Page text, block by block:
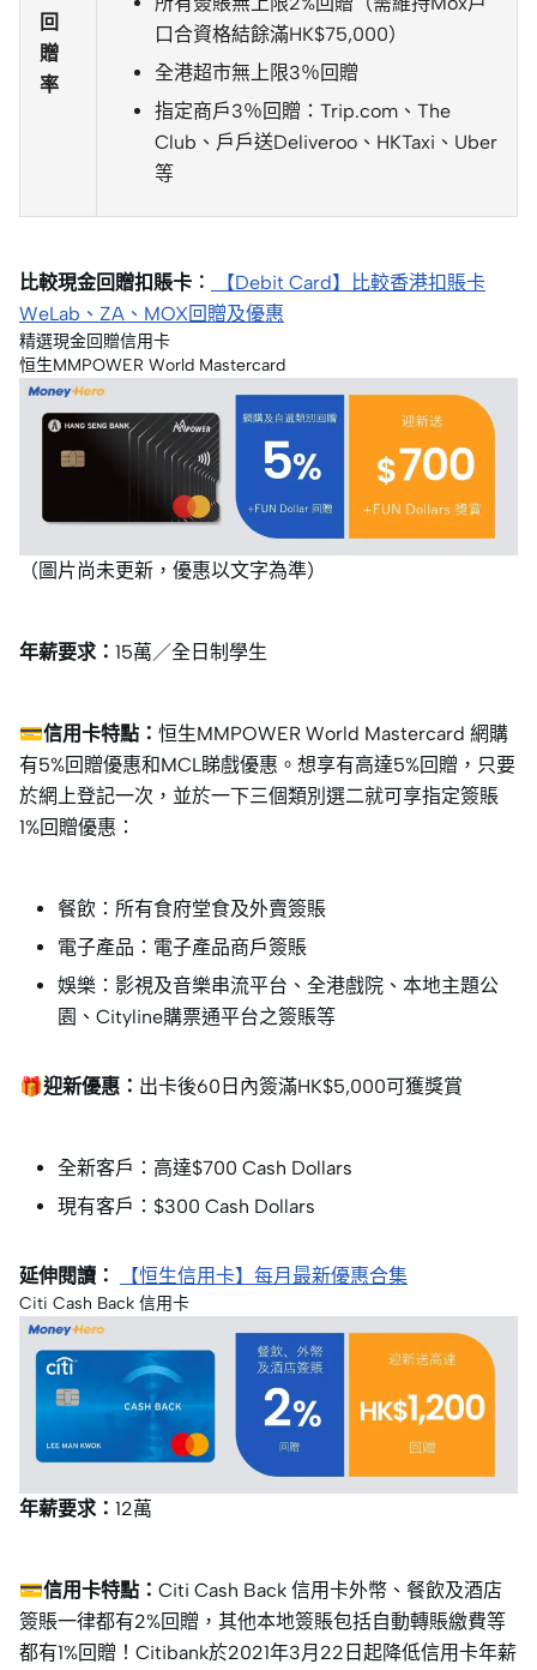
回
贈
率
口合資格結餘滿HK$75,000）
全港超市無上限3％回贈
指定商戶3％回贈：Trip.com、The
Club、戶戶送Deliveroo、HKTaxi、Uber
等
比較現金回贈扣賬卡︰
【Debit Card】比較香港扣賬卡
WeLab、ZA、MOX回贈及優惠
精選現金回贈信用卡
恒生MMPOWER World Mastercard
（圖片尚未更新，優惠以文字為準）
年薪要求： 15萬／全日制學生
💳信用卡特點： 恒生MMPOWER World Mastercard 網購
有5%回贈優惠和MCL睇戲優惠。想享有高達5%回贈，只要
於網上登記一次，並於一下三個類別選二就可享指定簽賬
1%回贈優惠：
餐飲：所有食府堂食及外賣簽賬
電子產品：電子產品商戶簽賬
娛樂：影視及音樂串流平台、全港戲院、本地主題公
園、Cityline購票通平台之簽賬等
🎁迎新優惠： 出卡後60日內簽滿HK$5,000可獲獎賞
全新客戶：高達$700 Cash Dollars
現有客戶：$300 Cash Dollars
延伸閱讀： 【恒生信用卡】每月最新優惠合集
Citi Cash Back 信用卡
年薪要求： 12萬
💳信用卡特點： Citi Cash Back 信用卡外幣、餐飲及酒店
簽賬一律都有2%回贈，其他本地簽賬包括自動轉賬繳費等
都有1%回贈！Citibank於2021年3月22日起降低信用卡年薪